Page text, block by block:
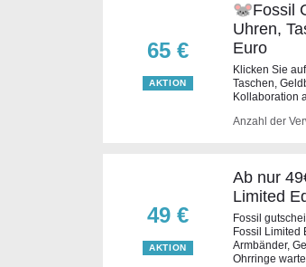
65 €
AKTION
🐭Fossil
Uhren,
Euro
Klicken Sie
Taschen,
Kollaboration
Anzahl der
49 €
AKTION
Ab nur
Limited
Fossil
Fossil Limited
Armbänder,
Ohrringe